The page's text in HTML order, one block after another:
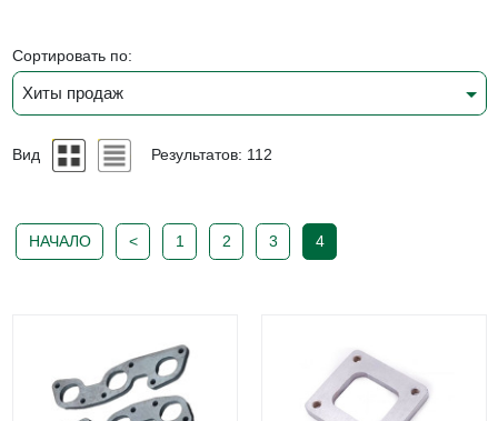
Сортировать по:
Хиты продаж
Вид Результатов: 112
НАЧАЛО < 1 2 3 4